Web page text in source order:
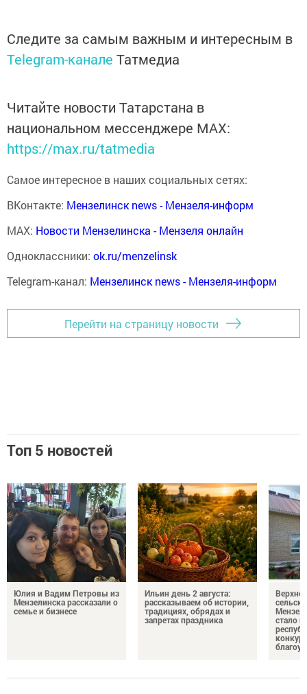
Следите за самым важным и интересным в
Telegram-канале Татмедиа
Читайте новости Татарстана в
национальном мессенджере MАХ:
https://max.ru/tatmedia
Самое интересное в наших социальных сетях:
ВКонтакте: Мензелинск news - Мензеля-информ
MAX: Новости Мензелинска - Мензеля онлайн
Одноклассники: ok.ru/menzelinsk
Telegram-канал: Мензелинск news - Мензеля-информ
Перейти на страницу новости
Топ 5 новостей
Юлия и Вадим Петровы из
Мензелинска рассказали о
семье и бизнесе
Ильин день 2 августа:
рассказываем об истории,
традициях, обрядах и
запретах праздника
стало